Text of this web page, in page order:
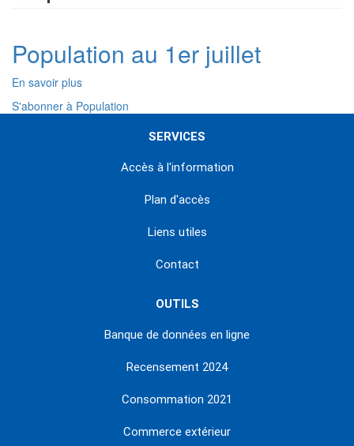
Population au 1er juillet
En savoir plus
Population
au
S'abonner à Population
SERVICES
Accès à l'information
Plan d'accès
Liens utiles
Contact
OUTILS
Banque de données en ligne
Recensement 2024
Consommation 2021
Commerce extérieur